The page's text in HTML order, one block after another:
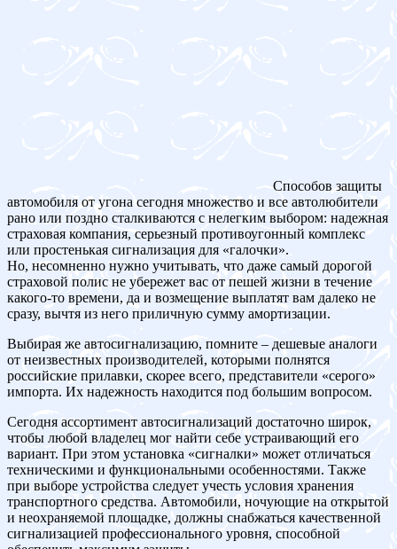
Способов защиты
автомобиля от угона сегодня множество и все автолюбители
рано или поздно сталкиваются с нелегким выбором: надежная
страховая компания, серьезный противоугонный комплекс
или простенькая сигнализация для «галочки».
Но, несомненно нужно учитывать, что даже самый дорогой
страховой полис не убережет вас от пешей жизни в течение
какого-то времени, да и возмещение выплатят вам далеко не
сразу, вычтя из него приличную сумму амортизации.
Выбирая же автосигнализацию, помните – дешевые аналоги
от неизвестных производителей, которыми полнятся
российские прилавки, скорее всего, представители «серого»
импорта. Их надежность находится под большим вопросом.
Сегодня ассортимент автосигнализаций достаточно широк,
чтобы любой владелец мог найти себе устраивающий его
вариант. При этом установка «сигналки» может отличаться
техническими и функциональными особенностями. Также
при выборе устройства следует учесть условия хранения
транспортного средства. Автомобили, ночующие на открытой
и неохраняемой площадке, должны снабжаться качественной
сигнализацией профессионального уровня, способной